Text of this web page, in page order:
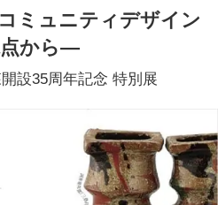
ミュニティデザイン
から―
設35周年記念 特別展